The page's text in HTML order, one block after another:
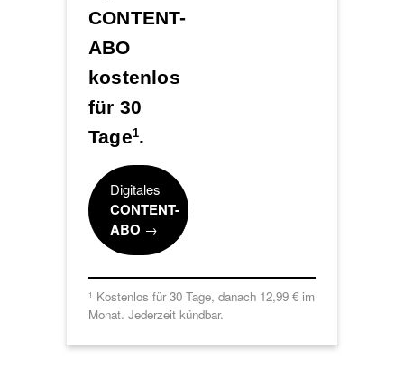
CONTENT-
ABO
kostenlos
für 30
Tage1.
Digitales
CONTENT-
ABO →
1 Kostenlos für 30 Tage, danach 12,99 € im
Monat. Jederzeit kündbar.